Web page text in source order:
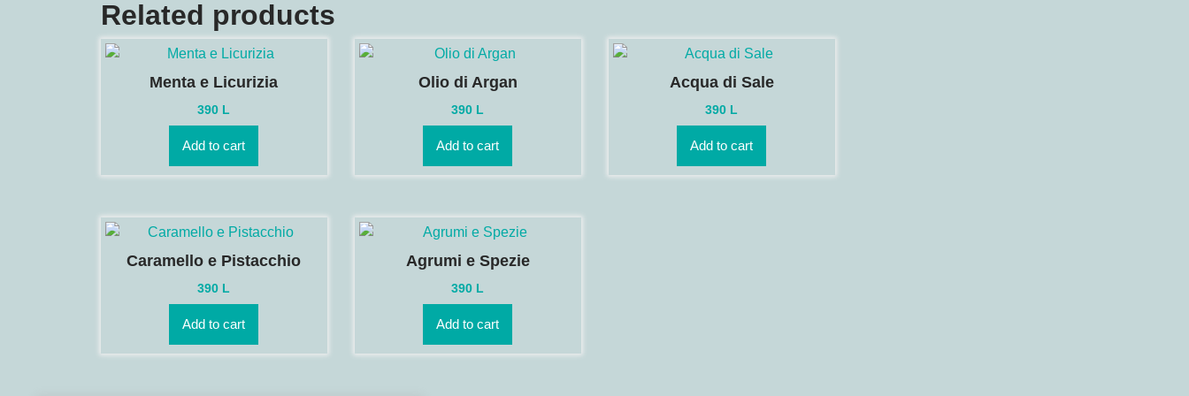
Related products
Menta e Licurizia
390 L
Add to cart
Olio di Argan
390 L
Add to cart
Acqua di Sale
390 L
Add to cart
Caramello e Pistacchio
390 L
Add to cart
Agrumi e Spezie
390 L
Add to cart